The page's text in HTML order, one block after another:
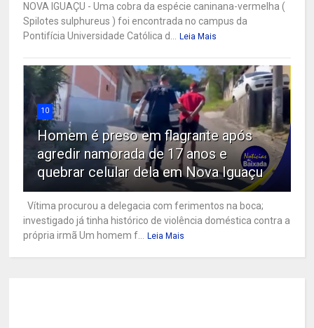
NOVA IGUAÇU - Uma cobra da espécie caninana-vermelha (
Spilotes sulphureus ) foi encontrada no campus da
Pontifícia Universidade Católica d... Leia Mais
10
Homem é preso em flagrante após
agredir namorada de 17 anos e
quebrar celular dela em Nova Iguaçu
Vítima procurou a delegacia com ferimentos na boca;
investigado já tinha histórico de violência doméstica contra a
própria irmã Um homem f... Leia Mais